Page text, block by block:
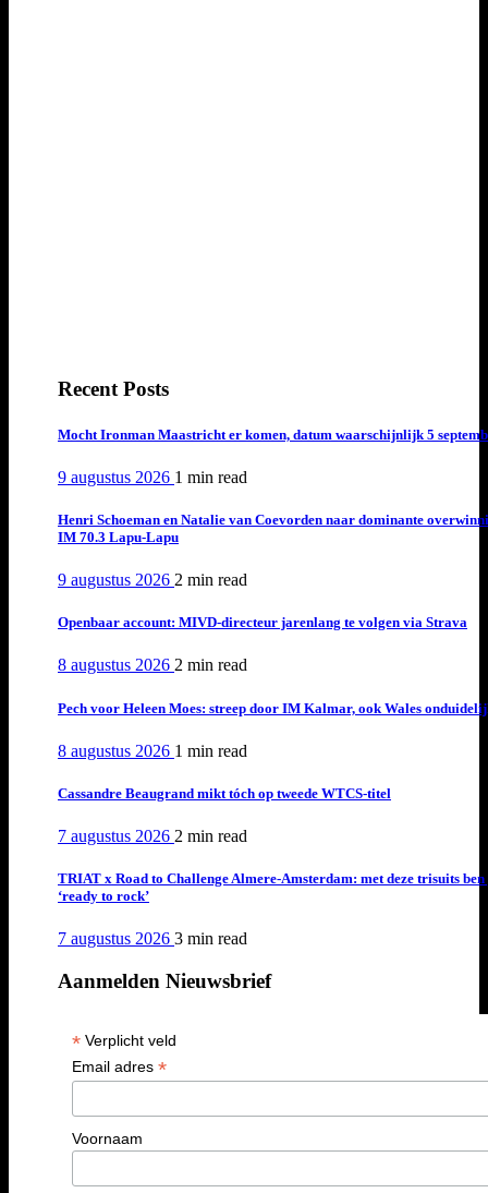
Recent Posts
Mocht Ironman Maastricht er komen, datum waarschijnlijk 5
9 augustus 2026 1 min read
Henri Schoeman en Natalie van Coevorden naar dominante
IM 70.3 Lapu-Lapu
9 augustus 2026 2 min read
Openbaar account: MIVD-directeur jarenlang te volgen via Strava
8 augustus 2026 2 min read
Pech voor Heleen Moes: streep door IM Kalmar, ook Wales
8 augustus 2026 1 min read
Cassandre Beaugrand mikt tóch op tweede WTCS-titel
7 augustus 2026 2 min read
TRIAT x Road to Challenge Almere-Amsterdam: met deze trisuits ben
‘ready to rock’
7 augustus 2026 3 min read
Aanmelden Nieuwsbrief
*Verplicht veld
Email adres *
Voornaam